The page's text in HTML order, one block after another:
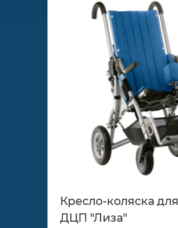
Кресло-коляска
ДЦП "Лиза"